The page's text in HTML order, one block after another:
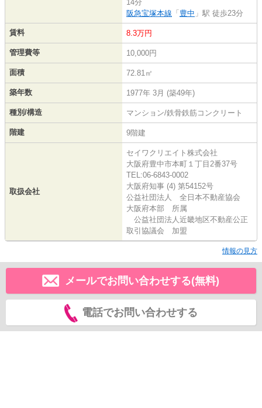
14分
阪急宝塚本線 「 豊中 」駅 徒歩23分
賃料 8.3万円
管理費等 10,000円
面積 72.81㎡
築年数 1977年 3月 (築49年)
種別/構造 マンション/鉄骨鉄筋コンクリート
階建 9階建
取扱会社
セイワクリエイト株式会社
大阪府豊中市本町１丁目2番37号
TEL:06-6843-0002
大阪府知事 (4) 第54152号
公益社団法人 全日本不動産協会
大阪府本部 所属
公益社団法人近畿地区不動産公正
取引協議会 加盟
情報の見方
メールでお問い合わせする(無料)
電話でお問い合わせする